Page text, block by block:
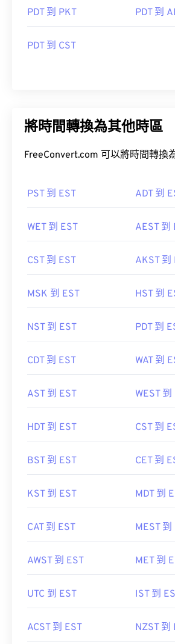
PDT 到 PKT PDT 到
PDT 到 CST
將時間轉換為其他時區
FreeConvert.com 可以將時間轉換
PST 到 EST ADT 到
WET 到 EST AEST 到
CST 到 EST AKST 到
MSK 到 EST HST 到
NST 到 EST PDT 到
CDT 到 EST WAT 到
AST 到 EST WEST 到
HDT 到 EST CST 到
BST 到 EST CET 到
KST 到 EST MDT 到
CAT 到 EST MEST 到
AWST 到 EST MET 到
UTC 到 EST IST 到
ACST 到 EST NZST 到